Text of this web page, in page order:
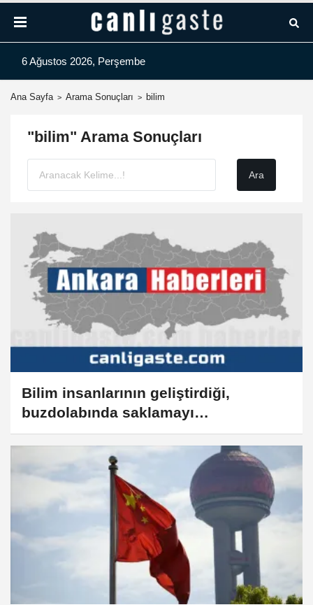
6 Ağustos 2026, Perşembe
Ana Sayfa Arama Sonuçları bilim
"bilim" Arama Sonuçları
Bilim insanlarının geliştirdiği,
buzdolabında saklamayı
gerektirmeyen toz aşı israfını